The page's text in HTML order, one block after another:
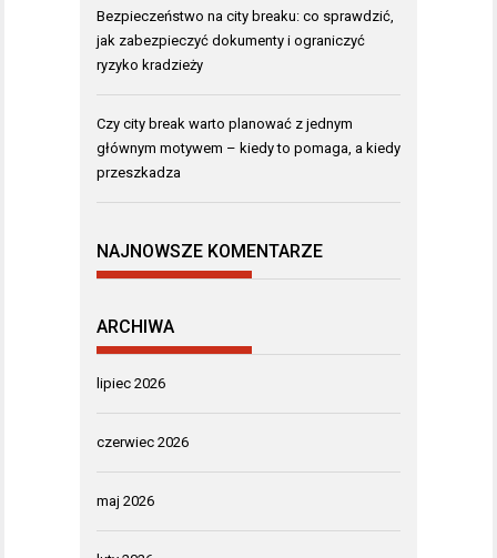
Bezpieczeństwo na city breaku: co sprawdzić,
jak zabezpieczyć dokumenty i ograniczyć
ryzyko kradzieży
Czy city break warto planować z jednym
głównym motywem – kiedy to pomaga, a kiedy
przeszkadza
NAJNOWSZE KOMENTARZE
ARCHIWA
lipiec 2026
czerwiec 2026
maj 2026